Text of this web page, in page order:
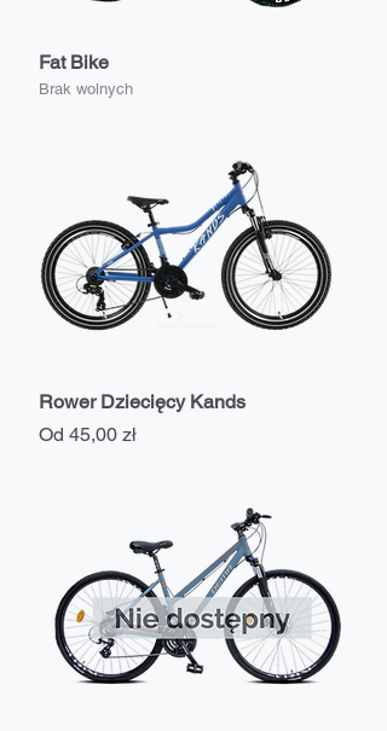
Fat Bike
Brak wolnych
Rower Dziecięcy Kands
Od 45,00 zł
Cena rabatowa